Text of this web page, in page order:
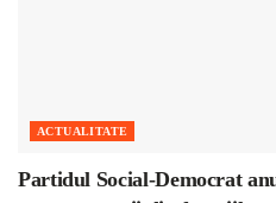
ACTUALITATE
Partidul Social-Democrat